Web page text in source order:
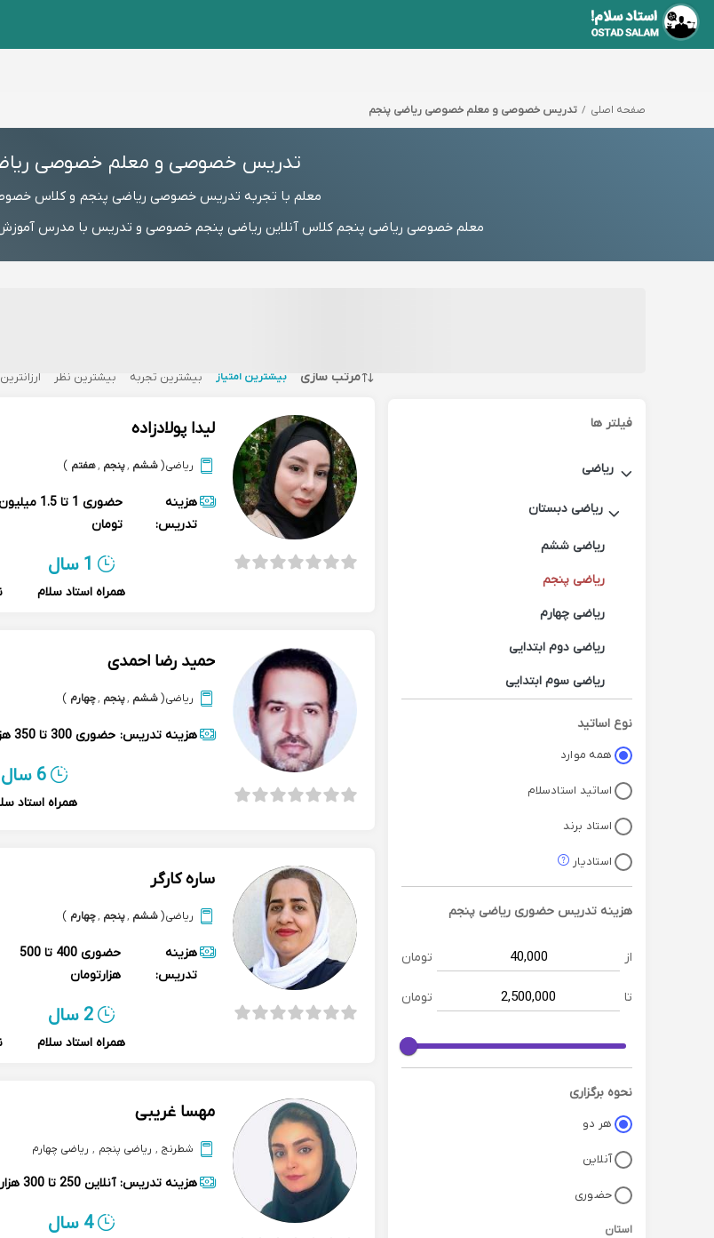
صفحه اصلی تدریس خصوصی و معلم خصوصی ریاضی پنجم
تدریس خصوصی و معلم خصوصی
معلم با تجربه تدریس خصوصی ریاضی پنجم و کلاس
معلم خصوصی ریاضی پنجم کلاس آنلاین ریاضی پنجم خصوصی و تدریس با مدرس آموزش
فیلتر ها
ریاضی
ریاضی دبستان
ریاضی ششم
ریاضی پنجم
ریاضی چهارم
ریاضی دوم ابتدایی
ریاضی سوم ابتدایی
ریاضی اول ابتدایی
نوع اساتید
همه موارد
اساتید استادسلام
استاد برند
استادیار
هزینه تدریس حضوری ریاضی پنجم
از تومان
تا تومان
نحوه برگزاری
هر دو
آنلاین
حضوری
استان
مرتب سازی بیشترین امتیاز بیشترین تجربه بیشترین نظر ارزانترین
لیدا پولادزاده
ریاضی(ششم ,پنجم ,هفتم )
هزینه
تدریس:
حضوری
1 تا 1.5
تومان
1 سال
همراه استاد سلام
حمید رضا احمدی
ریاضی(ششم ,پنجم ,چهارم )
هزینه تدریس: حضوری 300 تا 350 هزارتومان
6 سال
همراه استاد
ساره کارگر
ریاضی(ششم ,پنجم ,چهارم )
هزینه
تدریس:
حضوری
400 تا 500
هزارتومان
2 سال
همراه استاد سلام
مهسا غریبی
شطرنج , ریاضی پنجم , ریاضی چهارم
هزینه تدریس: آنلاین 250 تا 300 هزارتومان
4 سال